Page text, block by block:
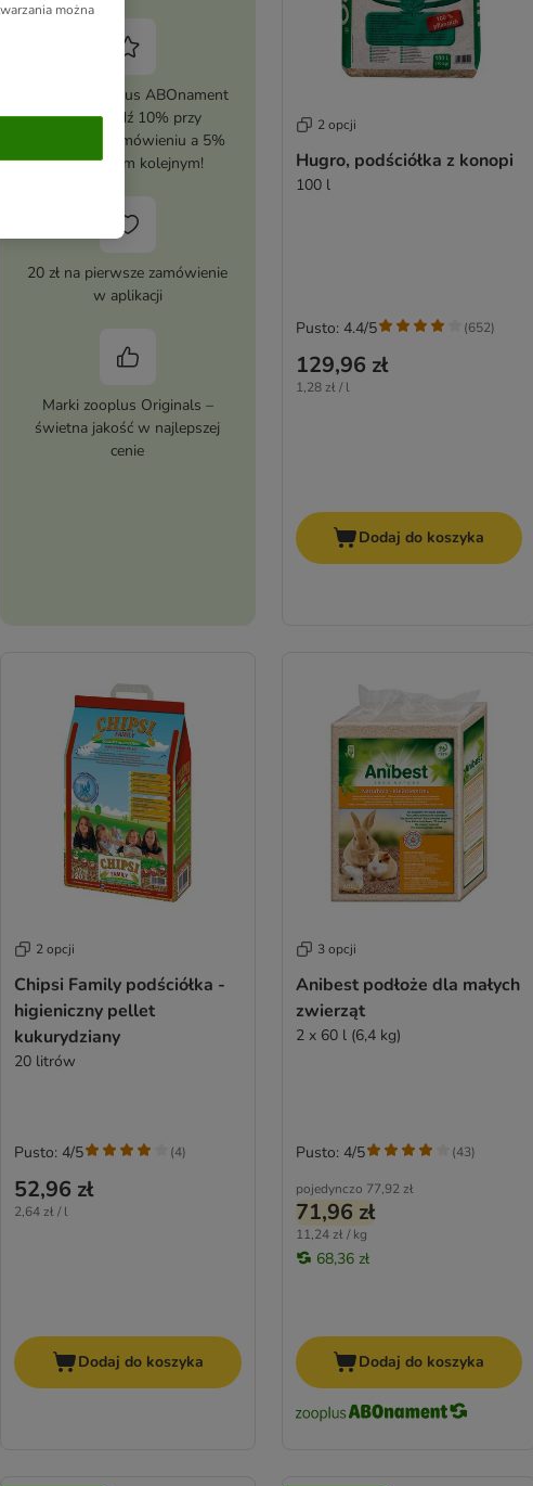
Aktywuj zooplus ABOnament
i zaoszczędź 10% przy
pierwszym zamówieniu a 5%
przy każdym kolejnym!
20 zł na pierwsze zamówienie
w aplikacji
Marki zooplus Originals –
świetna jakość w najlepszej
cenie
2 opcji
Hugro, podściółka z konopi
100 l
129,96 zł
1,28 zł / l
Pusto: 4.4/5 (652)
Dodaj do koszyka
2 opcji
Chipsi Family podściółka -
higieniczny pellet
kukurydziany
20 litrów
52,96 zł
2,64 zł / l
Pusto: 4/5 (4)
Dodaj do koszyka
3 opcji
Anibest podłoże dla małych
zwierząt
2 x 60 l (6,4 kg)
pojedynczo 77,92 zł
71,96 zł
11,24 zł / kg
68,36 zł
Pusto: 4/5 (43)
Dodaj do koszyka
można